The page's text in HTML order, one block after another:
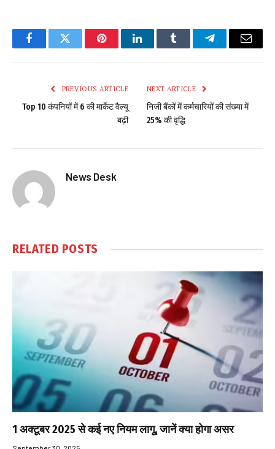
FacebookTwitter PinterestLinkedInTumblr TelegramEmail
PREVIOUS ARTICLE
Top 10 कंपनियों में 6 की मार्केट वैल्यू
बढ़ी
NEXT ARTICLE
निजी बैंकों में कर्मचारियों की संख्या में
25% की वृद्धि
News Desk
RELATED POSTS
1 अक्टूबर 2025 से कई नए नियम लागू, जानें क्या होगा असर